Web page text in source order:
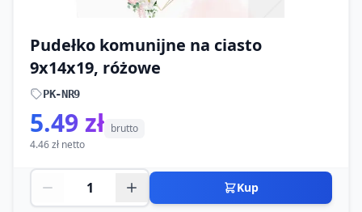
Pudełko komunijne na ciasto
9x14x19, różowe
PK-NR9
5.49 zł brutto
4.46 zł netto
Kup